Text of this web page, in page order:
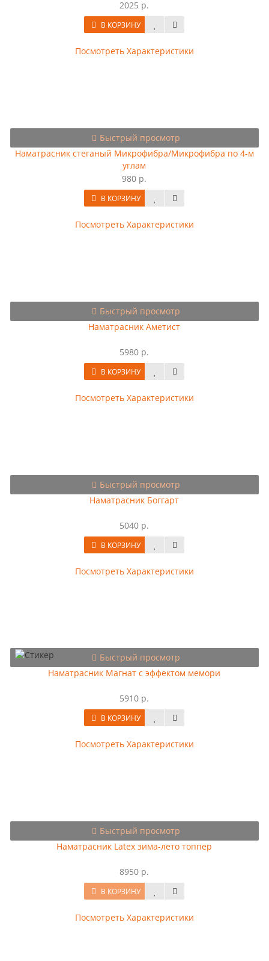
2025 р.
В КОРЗИНУ
Посмотреть Характеристики
Быстрый просмотр
Наматрасник стеганый Микрофибра/Микрофибра по 4-м
углам
980 р.
В КОРЗИНУ
Посмотреть Характеристики
Быстрый просмотр
Наматрасник Аметист
5980 р.
В КОРЗИНУ
Посмотреть Характеристики
Быстрый просмотр
Наматрасник Боггарт
5040 р.
В КОРЗИНУ
Посмотреть Характеристики
Быстрый просмотр
Наматрасник Магнат с эффектом мемори
5910 р.
В КОРЗИНУ
Посмотреть Характеристики
Быстрый просмотр
Наматрасник Latex зима-лето топпер
8950 р.
В КОРЗИНУ
Посмотреть Характеристики